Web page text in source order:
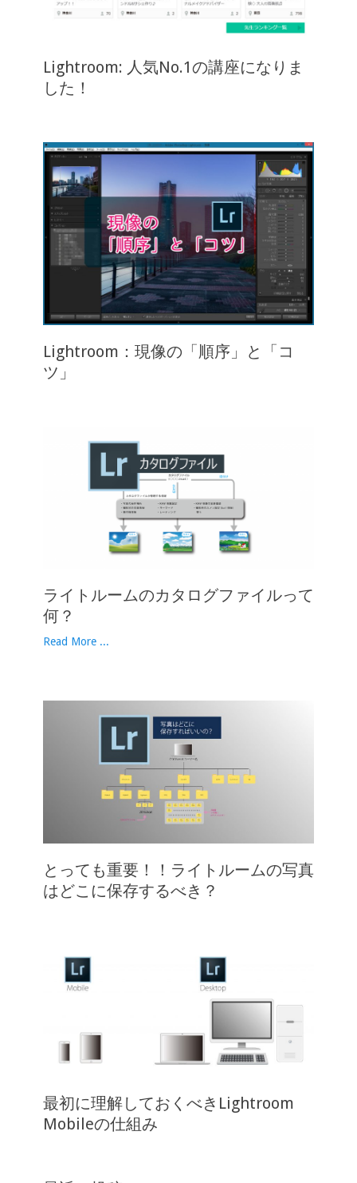
Lightroom: 人気No.1の講座になりま
した！
Lightroom：現像の「順序」と「コ
ツ」
ライトルームのカタログファイルって
何？
Read More ...
とっても重要！！ライトルームの写真
はどこに保存するべき？
最初に理解しておくべきLightroom
Mobileの仕組み